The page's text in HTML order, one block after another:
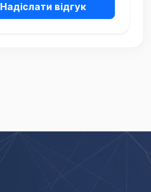
Надіслати відгук